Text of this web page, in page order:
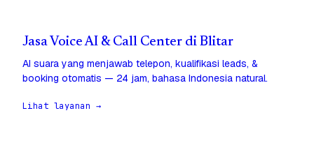
Jasa Voice AI & Call Center di Blitar
AI suara yang menjawab telepon, kualifikasi leads, &
booking otomatis — 24 jam, bahasa Indonesia natural.
Lihat layanan →